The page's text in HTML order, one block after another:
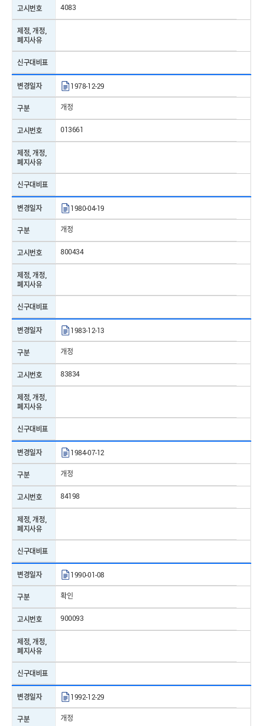
표준명 가정용 환풍기 및 조절기 — 성능 측정방법
제/개정일자
표준번호 KS C 3303
표준명 고무 코드
제/개정일자 2006-12-01
표준번호 KS M 5000
표준명 도료 및 관련 원료의 시험방법
제/개정일자
표준번호
표준명 램프류의 베이스 및 소켓
제/개정일자
표준번호 KS C 8305
표준명
제/개정일자
표준번호 KS C 7501
표준명
제/개정일자 2024-11-25
표준번호
표준명 비닐 코드
제/개정일자 2006-12-01
표준번호 KS M 3404
표준명 비압력용 경질 폴리염화비닐관
제/개정일자 2021-07-07
표준번호
표준명
제/개정일자 2018-02-20
표준번호
표준명
제/개정일자
표준번호
표준명 송풍기ㆍ압축기 용어
제/개정일자
고시번호 4083
제정, 개정,
폐지사유
신구대비표
변경일자 1978-12-29
구분 개정
고시번호 013661
제정, 개정,
폐지사유
신구대비표
변경일자 1980-04-19
구분 개정
고시번호 800434
제정, 개정,
폐지사유
신구대비표
변경일자 1983-12-13
구분 개정
고시번호 83834
제정, 개정,
폐지사유
신구대비표
변경일자 1984-07-12
구분 개정
고시번호 84198
제정, 개정,
폐지사유
신구대비표
변경일자 1990-01-08
구분 확인
고시번호 900093
제정, 개정,
폐지사유
신구대비표
변경일자 1992-12-29
구분 개정